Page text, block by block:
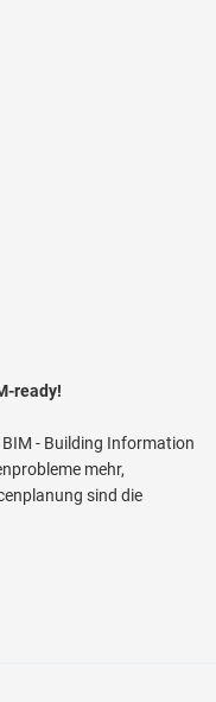
ready!
BIM - Building Information
mehr,
sind die